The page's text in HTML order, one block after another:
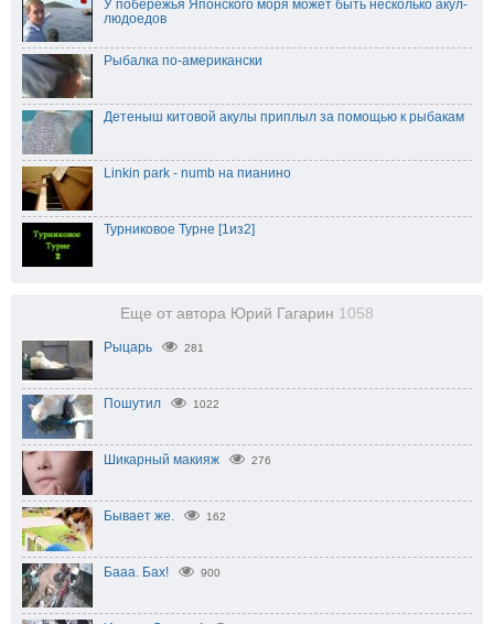
У побережья Японского моря может быть несколько акул-
людоедов
Рыбалка по-американски
Детеныш китовой акулы приплыл за помощью к рыбакам
Linkin park - numb на пианино
Турниковое Турне [1из2]
Еще от автора Юрий Гагарин 1058
Рыцарь 281
Пошутил 1022
Шикарный макияж 276
Бывает же. 162
Бааа. Бах! 900